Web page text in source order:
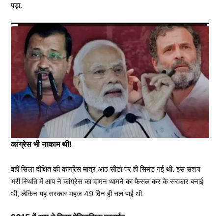
पड़ा.
कांग्रेस भी नाकाम थी!
वहीं सिला दीक्षित की कांग्रेस मात्र आठ सीटों पर ही सिमट गई थी. इस संशय
भरी स्थिति में आप ने कांग्रेस का दामन थामने का फैसल कर के सरकार बनाई
थी, लेकिन यह सरकार महज 49 दिन ही चल पाई थी.